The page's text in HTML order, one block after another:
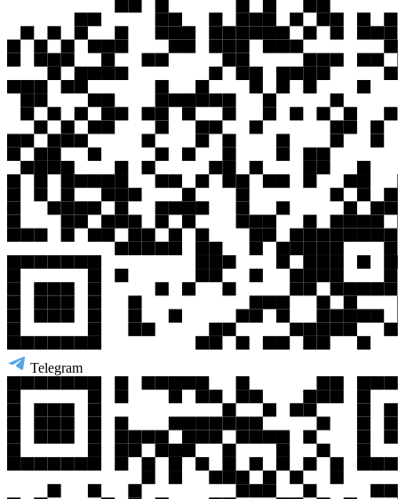
Telegram